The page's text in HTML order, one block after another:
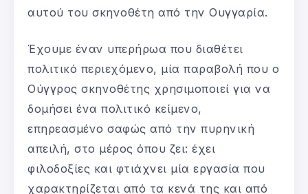
αυτού του σκηνοθέτη από την Ουγγαρία.
Έχουμε έναν υπερήρωα που διαθέτει
πολιτικό περιεχόμενο, μία παραβολή που ο
Ούγγρος σκηνοθέτης χρησιμοποιεί για να
δομήσει ένα πολιτικό κείμενο,
επηρεασμένο σαφώς από την πυρηνική
απειλή, στο μέρος όπου ζει: έχει
φιλοδοξίες και φτιάχνει μία εργασία που
χαρακτηρίζεται από τα κενά της και από